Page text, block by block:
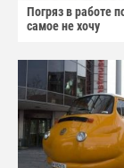
Погряз в работе
самое не хочу